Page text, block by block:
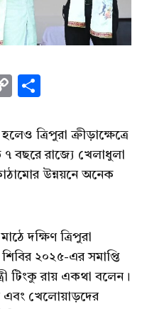
Copy
ত্রিপুরা ক্রীড়াক্ষেত্রে
বছরে রাজ্যে খেলাধুলা
উন্নয়নে অনেক
দক্ষিণ ত্রিপুরা
শিবির ২০২৫-এর সমাপ্তি
টিংকু রায় একথা বলেন।
এবং খেলোয়াড়দের